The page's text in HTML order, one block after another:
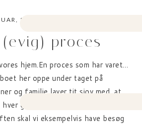
2026
proces
hjem.En proces som har varet…
her oppe under taget på
og familie laver tit sjov med, at
gang de kommer på besøg. Det
skal vi eksempelvis have besøg